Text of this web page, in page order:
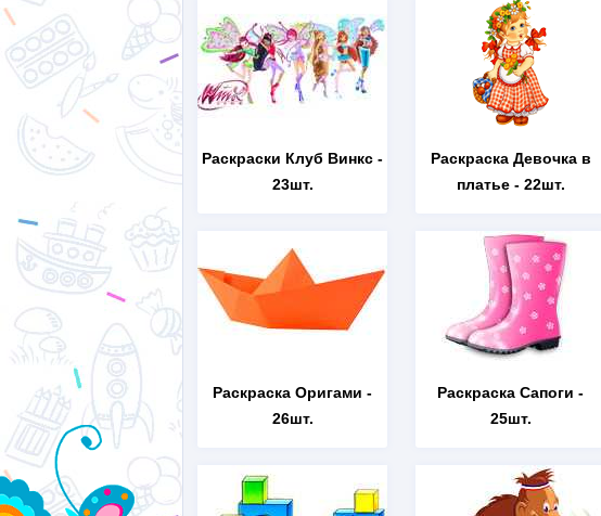
Раскраски Клуб Винкс -
23шт.
Раскраска Оригами -
26шт.
Раскраска Девочка в
платье- 22шт.
Раскраска Сапоги -
25шт.